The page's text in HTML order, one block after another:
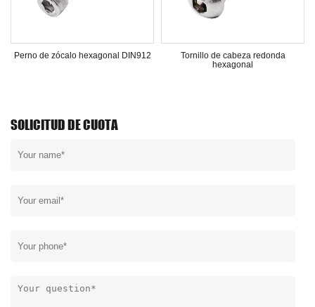
Perno de zócalo hexagonal DIN912
Tornillo de cabeza redonda
hexagonal
SOLICITUD DE CUOTA